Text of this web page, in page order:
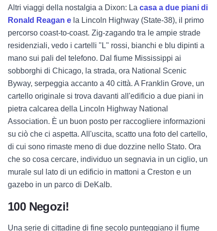
Altri viaggi della nostalgia a Dixon: La casa a due piani di
Ronald Reagan e la Lincoln Highway (State-38), il primo
percorso coast-to-coast. Zig-zagando tra le ampie strade
residenziali, vedo i cartelli "L" rossi, bianchi e blu dipinti a
mano sui pali del telefono. Dal fiume Mississippi ai
sobborghi di Chicago, la strada, ora National Scenic
Byway, serpeggia accanto a 40 città. A Franklin Grove, un
cartello originale si trova davanti all'edificio a due piani in
pietra calcarea della Lincoln Highway National
Association. È un buon posto per raccogliere informazioni
su ciò che ci aspetta. All'uscita, scatto una foto del cartello,
di cui sono rimaste meno di due dozzine nello Stato. Ora
che so cosa cercare, individuo un segnavia in un ciglio, un
murale sul lato di un edificio in mattoni a Creston e un
gazebo in un parco di DeKalb.
100 Negozi!
Una serie di cittadine di fine secolo punteggiano il fiume